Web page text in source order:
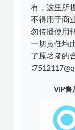
有，这里所
不得用于商
勿传播使用
一切责任均
了原著者的
VIP售